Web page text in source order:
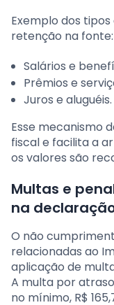
Exemplo dos
retenção na fonte:
Salários e
Prêmios e
Juros e aluguéis.
Esse mecanismo
fiscal e facilita a
os valores são
Multas e
na
O não
relacionadas ao
aplicação de
A multa por
no mínimo, R$